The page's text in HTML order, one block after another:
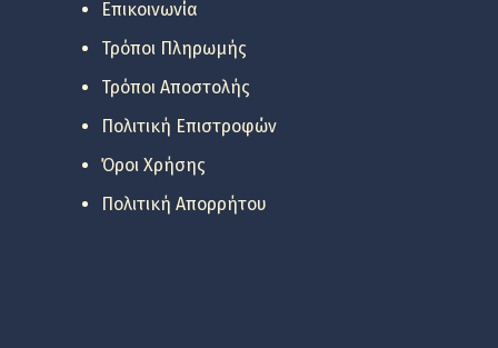
Επικοινωνία
Τρόποι Πληρωμής
Τρόποι Αποστολής
Πολιτική Επιστροφών
Όροι Χρήσης
Πολιτική Απορρήτου